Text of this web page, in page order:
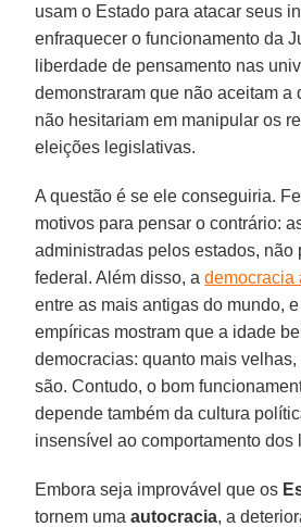
usam o Estado para atacar seus
enfraquecer o funcionamento da
liberdade de pensamento nas
demonstraram que não aceitam a
não hesitariam em manipular os
eleições legislativas.
A questão é se ele conseguiria.
motivos para pensar o contrário:
administradas pelos estados, não
federal. Além disso, ademocracia
entre as mais antigas do mundo,
empíricas mostram que a idade
democracias: quanto mais
são. Contudo, o bom
depende também da cultura
insensível ao comportamento dos
Embora seja improvável que os
tornem umaautocracia, a